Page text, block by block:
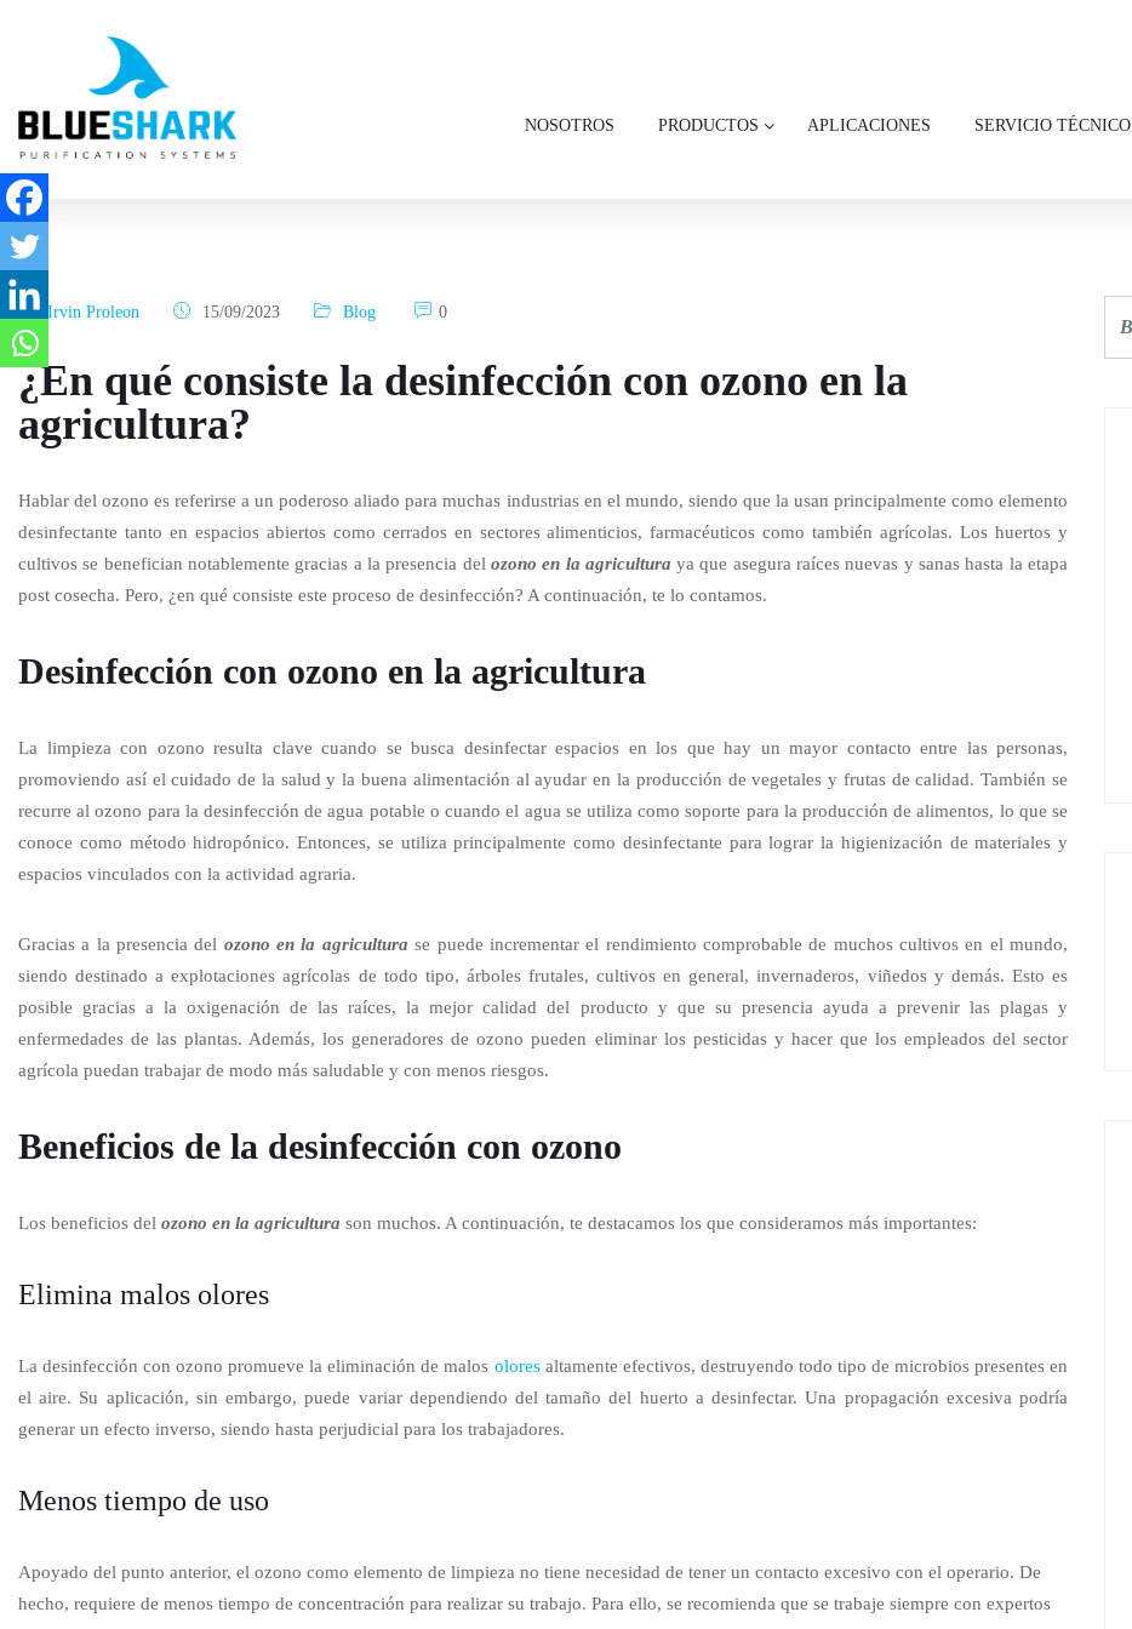
NOSOTROS PRODUCTOS APLICACIONES SERVICIO TÉCNICO
Irvin Proleon 15/09/2023 Blog 0
¿En qué consiste la desinfección con ozono en la
agricultura?
Hablar del ozono es referirse a un poderoso aliado para muchas industrias en el mundo, siendo que la usan principalmente como elemento
desinfectante tanto en espacios abiertos como cerrados en sectores alimenticios, farmacéuticos como también agrícolas. Los huertos y
cultivos se benefician notablemente gracias a la presencia del ozono en la agriculturaya que asegura raíces nuevas y sanas hasta la etapa
post cosecha. Pero, ¿en qué consiste este proceso de desinfección? A continuación, te lo contamos.
Desinfección con ozono en la agricultura
La limpieza con ozono resulta clave cuando se busca desinfectar espacios en los que hay un mayor contacto entre las personas,
promoviendo así el cuidado de la salud y la buena alimentación al ayudar en la producción de vegetales y frutas de calidad. También se
recurre al ozono para la desinfección de agua potable o cuando el agua se utiliza como soporte para la producción de alimentos, lo que se
conoce como método hidropónico. Entonces, se utiliza principalmente como desinfectante para lograr la higienización de materiales y
espacios vinculados con la actividad agraria.
Gracias a la presencia del ozono en la agricultura se puede incrementar el rendimiento comprobable de muchos cultivos en el mundo,
siendo destinado a explotaciones agrícolas de todo tipo, árboles frutales, cultivos en general, invernaderos, viñedos y demás. Esto es
posible gracias a la oxigenación de las raíces, la mejor calidad del producto y que su presencia ayuda a prevenir las plagas y
enfermedades de las plantas. Además, los generadores de ozono pueden eliminar los pesticidas y hacer que los empleados del sector
agrícola puedan trabajar de modo más saludable y con menos riesgos.
Beneficios de la desinfección con ozono
Los beneficios del ozono en la agricultura son muchos. A continuación, te destacamos los que consideramos más importantes:
Elimina malos olores
La desinfección con ozono promueve la eliminación de malos oloresaltamente efectivos, destruyendo todo tipo de microbios presentes en
el aire. Su aplicación, sin embargo, puede variar dependiendo del tamaño del huerto a desinfectar. Una propagación excesiva podría
generar un efecto inverso, siendo hasta perjudicial para los trabajadores.
Menos tiempo de uso
Apoyado del punto anterior, el ozono como elemento de limpieza no tiene necesidad de tener un contacto excesivo con el operario. De
hecho, requiere de menos tiempo de concentración para realizar su trabajo. Para ello, se recomienda que se trabaje siempre con expertos